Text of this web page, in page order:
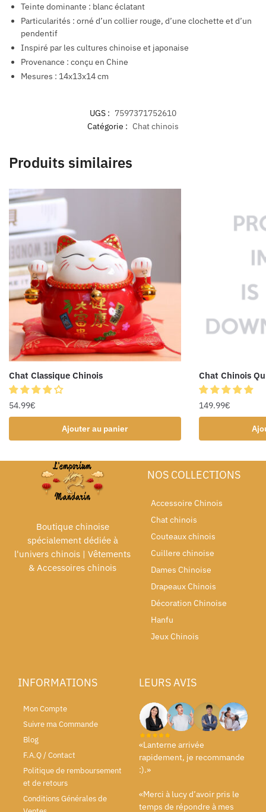
Teinte dominante : blanc éclatant
Particularités : orné d’un collier rouge, d’une clochette et d’un
pendentif
Inspiré par les cultures chinoise et japonaise
Provenance : conçu en Chine
Mesures : 14x13x14 cm
UGS : 7597371752610
Catégorie : Chat chinois
Produits similaires
Chat Classique Chinois
54.99€
Ajouter au panier
Chat Chinois
149.99€
Boutique chinoise
spécialement dédiée à
l'univers chinois | Vêtements
& Accessoires chinois
NOS COLLECTIONS
Accessoire Chinois
Chat chinois
Couteaux chinois
Cuillere chinoise
Dames Chinoise
Drapeaux Chinois
Décoration Chinoise
Hanfu
Jeux Chinois
INFORMATIONS
Mon Compte
Suivre ma Commande
Blog
F.A.Q / Contact
Politique de remboursement
et de retours
Conditions Générales de
LEURS AVIS
«Lanterne arrivée
rapidement, je recommande
:).»
«Merci à lucy d’avoir pris le
temps de répondre à mes